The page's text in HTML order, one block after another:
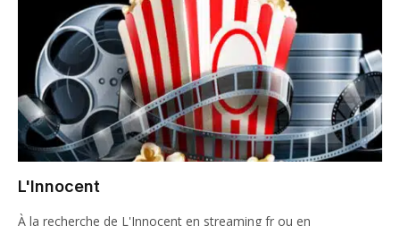
L'Innocent
À la recherche de L'Innocent en streaming fr ou en